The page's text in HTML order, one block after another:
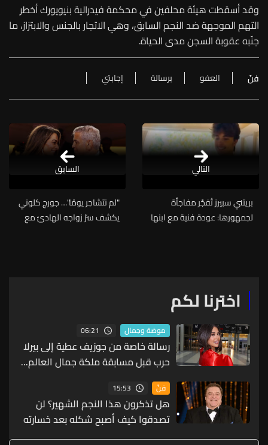
وقد أسقطت هيئة محلفين في محكمة فيدرالية بنيويورك أخطر
التهم الموجهة ضد النجم السابق، وهي الاتجار بالجنس والابتزاز، ما
جنّبه عقوبة السجن مدى الحياة.
فنّ العفو برسالة إجابتي
التالي
بريتني سبيرز تُفجّر مفاجأة
لجمهورها: عودة فنية مع ابنها
"لم نتشاجر يومًا"… جورج كلوني
يكشف سرّ زواجه الهادئ مع
السابق
اخترنا لكم
موضة وجمال 06:21
رسالة خاصة من جوزيف عطية إلى بيرلا
حرب قبل مسابقة ملكة جمال العالم...
ماذا قال لها؟ (صورة)
فنّ 15:53
هل تذكرون هذا النجم الشهير؟ لن
تصدقوا كيف أصبح شكله بعد خسارته
90 كيلوغراماً! (صورة)